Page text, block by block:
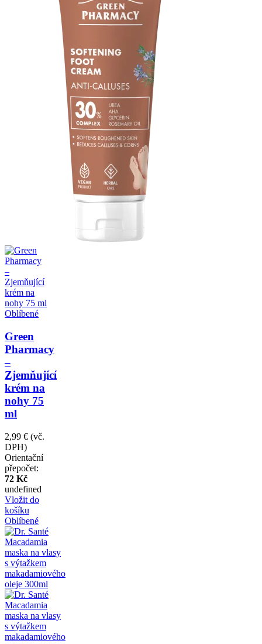
Oblíbené
Green
Pharmacy
–
Zjemňující
krém na
nohy 75
ml
2,99 € (vč.
DPH)
Orientační
přepočet:
72 Kč
undefined
Vložit do
košíku
Oblíbené